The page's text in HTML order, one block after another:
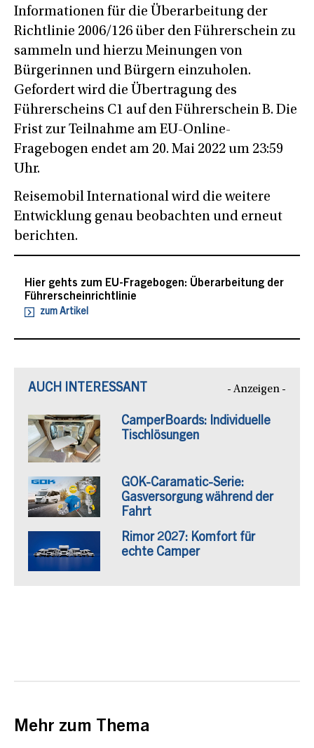
Informationen für die Überarbeitung der
Richtlinie 2006/126 über den Führerschein zu
sammeln und hierzu Meinungen von
Bürgerinnen und Bürgern einzuholen.
Gefordert wird die Übertragung des
Führerscheins C1 auf den Führerschein B. Die
Frist zur Teilnahme am EU-Online-
Fragebogen endet am 20. Mai 2022 um 23:59
Uhr.
Reisemobil International wird die weitere
Entwicklung genau beobachten und erneut
berichten.
Hier gehts zum EU-Fragebogen: Überarbeitung der
Führerscheinrichtlinie
zum Artikel
AUCH INTERESSANT - Anzeigen -
CamperBoards: Individuelle
Tischlösungen
GOK-Caramatic-Serie:
Gasversorgung während der
Fahrt
Rimor 2027: Komfort für
echte Camper
Mehr zum Thema